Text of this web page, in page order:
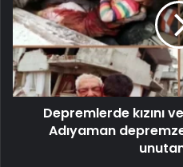
Depremlerde kızını
Adıyaman